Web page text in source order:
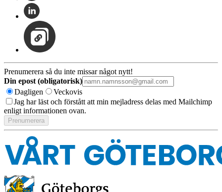
Prenumerera så du inte missar något nytt!
Din epost (obligatorisk)
Dagligen
Veckovis
Jag har läst och förstått att min mejladress delas med Mailchimp
enligt informationen ovan.